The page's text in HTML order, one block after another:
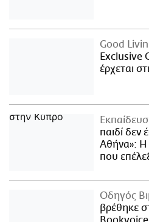
Good
Exclusive
έρχεται
παιδί δεν
Αθήνα»: Η
που
Οδηγός
βρέθηκε